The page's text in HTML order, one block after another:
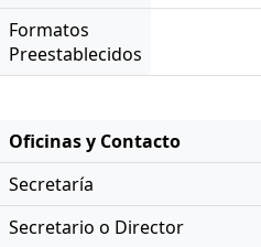
Formatos
Preestablecidos
Oficinas y Contacto
Secretaría
Secretario o Director